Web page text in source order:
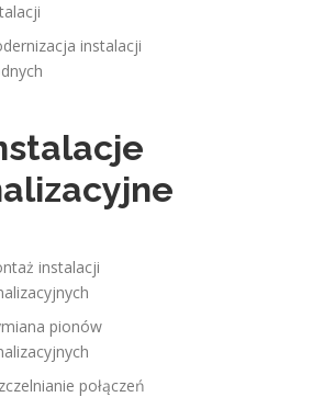
instalacji
instalacji
pionów
połączeń